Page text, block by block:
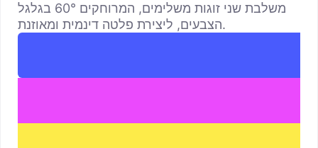
משלבת שני זוגות משלימים, המרוחקים 60° בגלגל
הצבעים, ליצירת פלטה דינמית ומאוזנת.